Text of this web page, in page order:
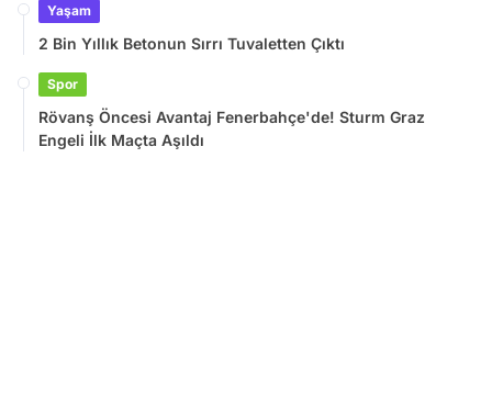
Yaşam
2 Bin Yıllık Betonun Sırrı Tuvaletten Çıktı
Spor
Rövanş Öncesi Avantaj Fenerbahçe'de! Sturm Graz
Engeli İlk Maçta Aşıldı